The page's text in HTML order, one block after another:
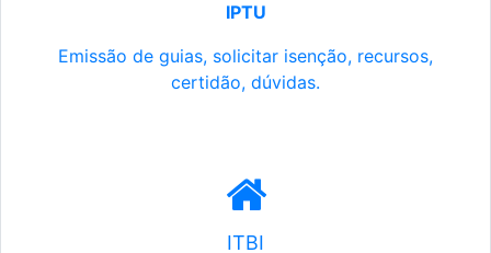
IPTU
Emissão de guias, solicitar isenção, recursos,
certidão, dúvidas.
ITBI